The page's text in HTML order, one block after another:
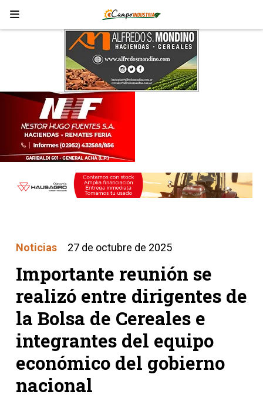
Importante reunión se
realizó entre dirigentes de
la Bolsa de Cereales e
integrantes del equipo
económico del gobierno
nacional
Noticias 27 de octubre de 2025